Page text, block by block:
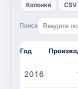
Колонки
CSV
Поиск
Год
2016